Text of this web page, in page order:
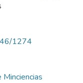
1274